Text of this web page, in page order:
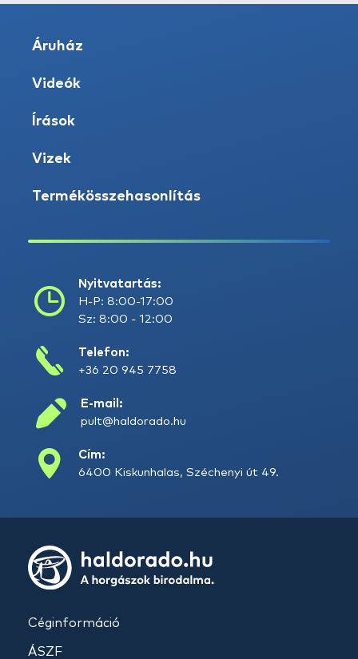
Áruház
Videók
Írások
Vizek
Termékösszehasonlítás
Nyitvatartás:
H-P: 8:00-17:00
Sz: 8:00 - 12:00
Telefon:
+36 20 945 7758
E-mail:
pult@haldorado.hu
Cím:
6400 Kiskunhalas, Széchenyi út 49.
Céginformáció
ÁSZF